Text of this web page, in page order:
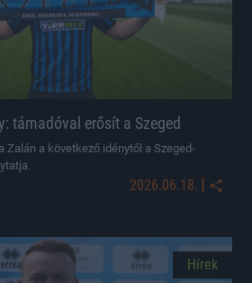
támadóval erősít a Szeged
Zalán a következő idénytől a Szeged-
2026.06.18. |
Hírek